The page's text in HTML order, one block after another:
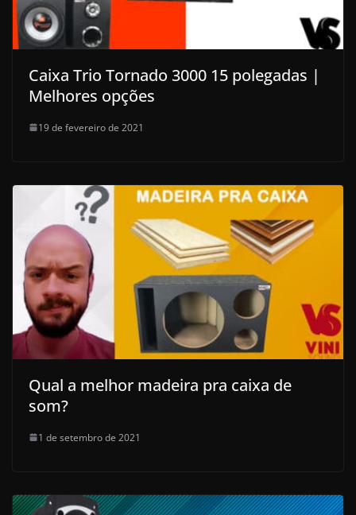
Caixa Trio Tornado 3000 15 polegadas |
Melhores opções
19 de fevereiro de 2021
Qual a melhor madeira pra caixa de
som?
1 de setembro de 2021